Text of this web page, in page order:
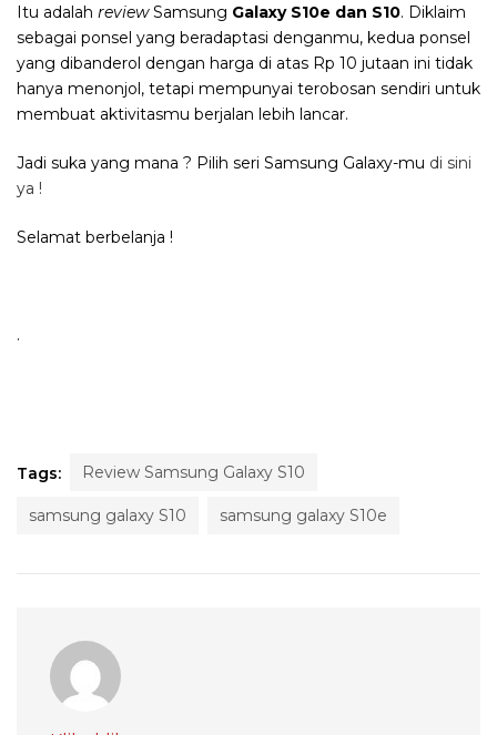
Itu adalah reviewSamsung Galaxy S10e dan S10. Diklaim
sebagai ponsel yang beradaptasi denganmu, kedua ponsel
yang dibanderol dengan harga di atas Rp 10 jutaan ini tidak
hanya menonjol, tetapi mempunyai terobosan sendiri untuk
membuat aktivitasmu berjalan lebih lancar.
Jadi suka yang mana ? Pilih seri Samsung Galaxy-mu di sini
ya !
Selamat berbelanja !
.
Tags: Review Samsung Galaxy S10
samsung galaxy S10 samsung galaxy S10e